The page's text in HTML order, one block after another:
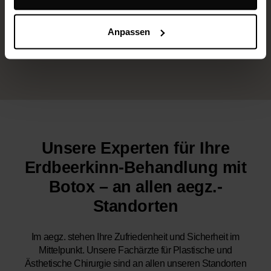
Anpassen
Dr. med. Matejic: ISAPS, DGPRÄC, infoMedizin, myBody. Dr. (TR) Cakmak:
DGPRÄC, myBody. Dr. med. Kour: myBody. Dr. med. Loweg: ISAPS, DGPRÄC,
myBody. Dr. (UB) Krizmanic: DGHNO-KHC, NDG-HNO, Rhinoplasty Society of
Europe, myBody.
Unsere Experten für Ihre
Erdbeerkinn-Behandlung mit
Botox – an allen aegz.-
Standorten
Im aegz. stehen Ihre Zufriedenheit und Sicherheit im
Mittelpunkt. Unsere Fachärzte für Plastische und
Ästhetische Chirurgie sind an allen unseren Standorten